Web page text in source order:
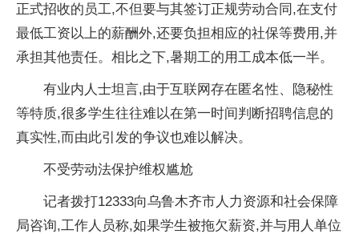
正式招收的员工,不但要与其签订正规劳动合同,在支付
最低工资以上的薪酬外,还要负担相应的社保等费用,并
承担其他责任。相比之下,暑期工的用工成本低一半。
有业内人士坦言,由于互联网存在匿名性、隐秘性
等特质,很多学生往往难以在第一时间判断招聘信息的
真实性,而由此引发的争议也难以解决。
不受劳动法保护维权尴尬
记者拨打12333向乌鲁木齐市人力资源和社会保障
局咨询,工作人员称,如果学生被拖欠薪资,并与用人单位